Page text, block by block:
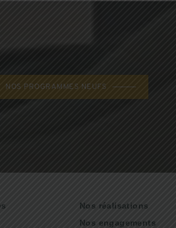
NOS PROGRAMMES NEUFS
Nos réalisations
Nos engagements